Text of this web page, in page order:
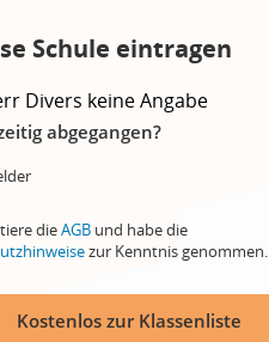
Schule eintragen
Divers keine Angabe
abgegangen?
dieAGB und habe die
zur Kenntnis genommen.
Kostenlos zur Klassenliste